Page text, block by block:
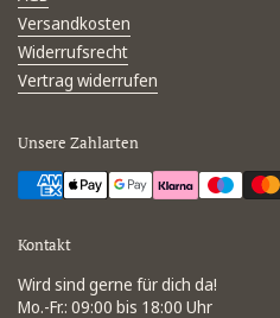
Versandkosten
Widerrufsrecht
Vertrag widerrufen
Unsere Zahlarten
Kontakt
Wird sind gerne für dich da!
Mo.-Fr.: 09:00 bis 18:00 Uhr